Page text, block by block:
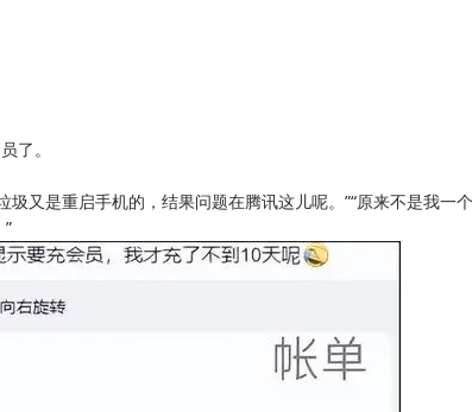
了。
又是重启手机的，结果问题在腾讯这儿呢。”“原来不是我一